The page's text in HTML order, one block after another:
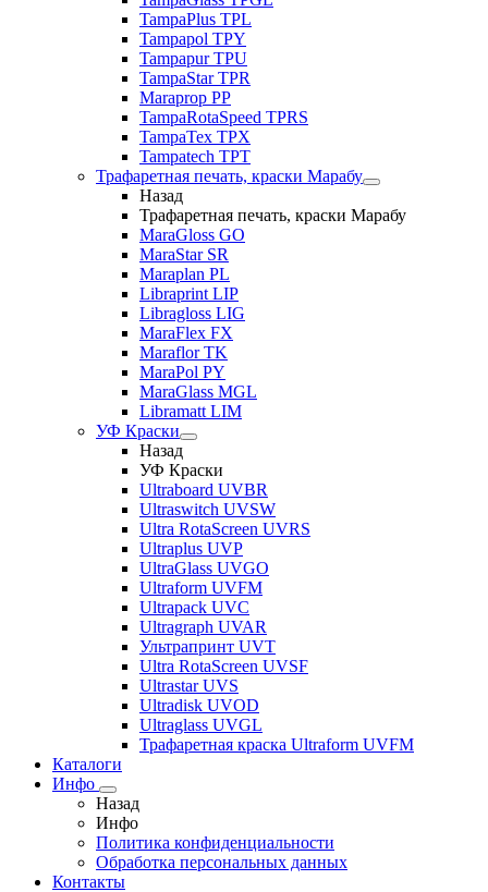
TampaPlus TPL
Tampapol TPY
Tampapur TPU
TampaStar TPR
Maraprop PP
TampaRotaSpeed TPRS
TampaTex TPX
Tampatech TPT
Трафаретная печать, краски Марабу
Назад
Трафаретная печать, краски Марабу
MaraGloss GO
MaraStar SR
Maraplan PL
Libraprint LIP
Libragloss LIG
MaraFlex FX
Maraflor TK
MaraPol PY
MaraGlass MGL
Libramatt LIM
УФ Краски
Назад
УФ Краски
Ultraboard UVBR
Ultraswitch UVSW
Ultra RotaScreen UVRS
Ultraplus UVP
UltraGlass UVGO
Ultraform UVFM
Ultrapack UVC
Ultragraph UVAR
Ультрапринт UVT
Ultra RotaScreen UVSF
Ultrastar UVS
Ultradisk UVOD
Ultraglass UVGL
Трафаретная краска Ultraform UVFM
Каталоги
Инфо
Назад
Инфо
Политика конфиденциальности
Обработка персональных данных
Контакты